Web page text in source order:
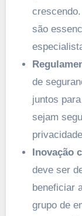
são
de
juntos
sejam
Inovação
deve ser
beneficiar
grupo de